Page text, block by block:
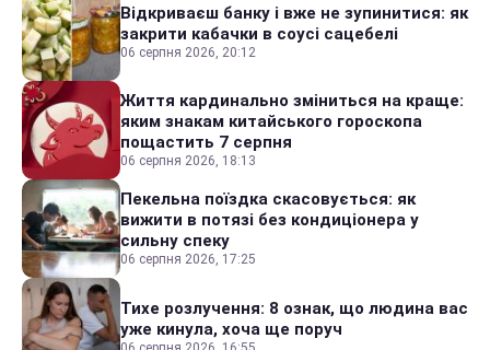
Відкриваєш банку і вже не зупинитися: як
закрити кабачки в соусі сацебелі
06 серпня 2026, 20:12
Життя кардинально зміниться на краще:
яким знакам китайського гороскопа
пощастить 7 серпня
06 серпня 2026, 18:13
Пекельна поїздка скасовується: як
вижити в потязі без кондиціонера у
сильну спеку
06 серпня 2026, 17:25
Тихе розлучення: 8 ознак, що людина вас
уже кинула, хоча ще поруч